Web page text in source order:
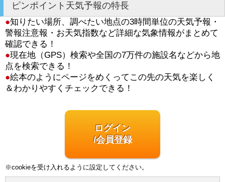
ピンポイント天気予報の特長
●知りたい場所、調べたい地点の3時間単位の天気予報・
警報注意報・お天気指数など詳細な気象情報がまとめて
確認できる！
●現在地（GPS）検索や全国の7万件の施設名などから地
点を検索できる！
●絵本のようにページをめくってこの先の天気を楽しく
＆わかりやすくチェックできる！
ログイン
/会員登録
※cookieを受け入れるように設定してください。